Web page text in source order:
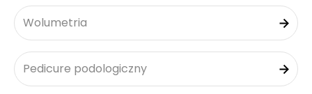
Wolumetria
Pedicure podologiczny